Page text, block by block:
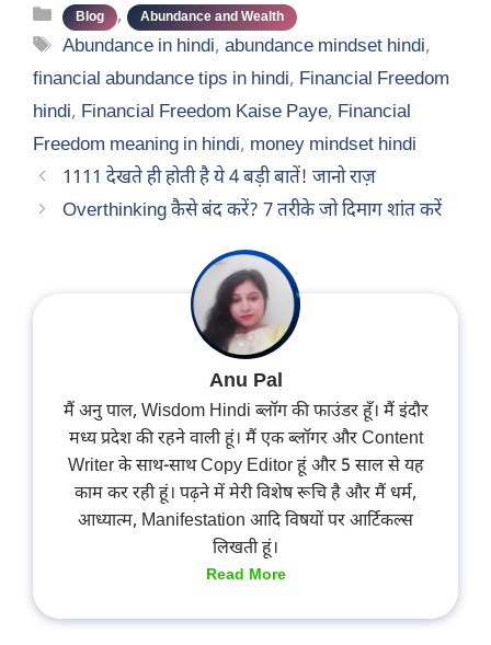
Categories
Blog , Abundance and Wealth
Tags
Abundance in hindi,abundance mindset hindi,
financial abundance tips in hindi, Financial Freedom
hindi, Financial Freedom Kaise Paye, Financial
Freedom meaning in hindi, money mindset hindi
1111 देखते ही होती है ये 4 बड़ी बातें! जानो राज़
Overthinking कैसे बंद करें? 7 तरीके जो दिमाग शांत करें
Anu Pal
मैं अनु पाल, Wisdom Hindi ब्लॉग की फाउंडर हूँ। मैं इंदौर
मध्य प्रदेश की रहने वाली हूं। मैं एक ब्लॉगर और Content
Writer के साथ-साथ Copy Editor हूं और 5 साल से यह
काम कर रही हूं। पढ़ने में मेरी विशेष रूचि है और मैं धर्म,
आध्यात्म, Manifestation आदि विषयों पर आर्टिकल्स
लिखती हूं।
Read More